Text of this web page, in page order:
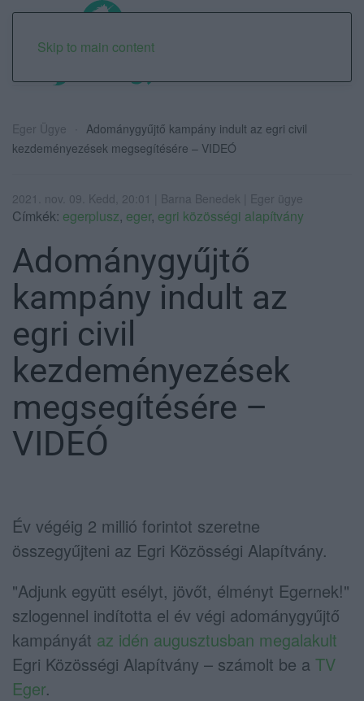
Skip to main content
Eger Ügye
Adománygyűjtő kampány indult az egri civil
kezdeményezések megsegítésére – VIDEÓ
2021. nov. 09. Kedd, 20:01 | Barna Benedek | Eger ügye
Címkék: egerplusz, eger, egri közösségi alapítvány
Adománygyűjtő
kampány indult az
egri civil
kezdeményezések
megsegítésére –
VIDEÓ
Év végéig 2 millió forintot szeretne
összegyűjteni az Egri Közösségi Alapítvány.
"Adjunk együtt esélyt, jövőt, élményt Egernek!"
szlogennel indította el év végi adománygyűjtő
kampányát az idén augusztusban megalakult
Egri Közösségi Alapítvány – számolt be a TV
Eger.